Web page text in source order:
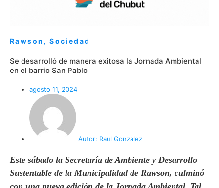
Rawson ,Sociedad
Se desarrolló de manera exitosa la Jornada Ambiental
en el barrio San Pablo
agosto 11, 2024
Autor: Raul Gonzalez
Este sábado la Secretaría de Ambiente y Desarrollo
Sustentable de la Municipalidad de Rawson, culminó